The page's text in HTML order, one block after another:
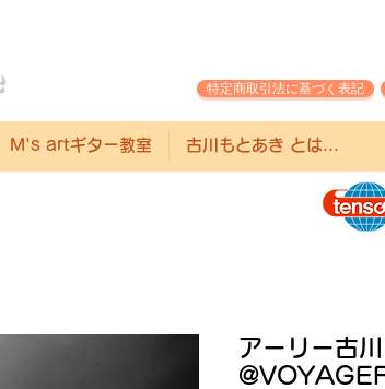
特定商取引法に基づく表記
M's artギター教室 古川もとあき とは...
アーリー古